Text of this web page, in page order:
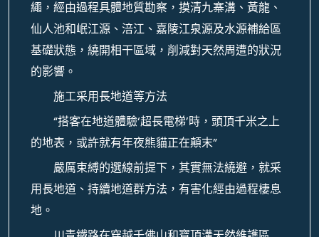
繩，經由過程具體地質勘察，摸清九寨溝、黃龍、
仙人池和岷江源、涪江、嘉陵江泉源及水源補給區
基礎狀態，繞開相干區域，削減對天然周遭的狀況
的影響。
施工采用長地道等方法
“搭客在地道體驗‘超長電梯’時，頭頂千米之上
的地表，或許就有年夜熊貓正在顛末”
嚴厲束縛的選線前提下，其實無法繞避，就采
用長地道、持續地道群方法，有害化經由過程棲息
地。